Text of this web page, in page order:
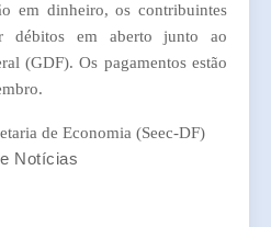
em dinheiro, os contribuintes
débitos em aberto junto ao
(GDF). Os pagamentos estão
de Economia (Seec-DF)
Notícias